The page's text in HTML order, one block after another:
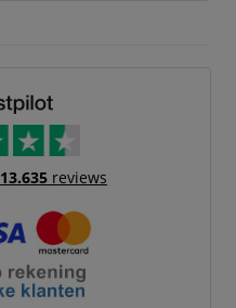
13.635reviews